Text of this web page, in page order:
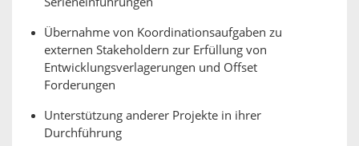
Übernahme von Koordinationsaufgaben zu
externen Stakeholdern zur Erfüllung von
Entwicklungsverlagerungen und Offset
Forderungen
Unterstützung anderer Projekte in ihrer
Durchführung